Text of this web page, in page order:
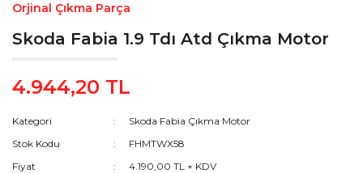
Orjinal Çıkma Parça
Skoda Fabia 1.9 Tdı Atd Çıkma Motor
4.944,20 TL
Kategori
Skoda Fabia Çıkma Motor
Stok Kodu
FHMTWX58
Fiyat
4.190,00 TL + KDV